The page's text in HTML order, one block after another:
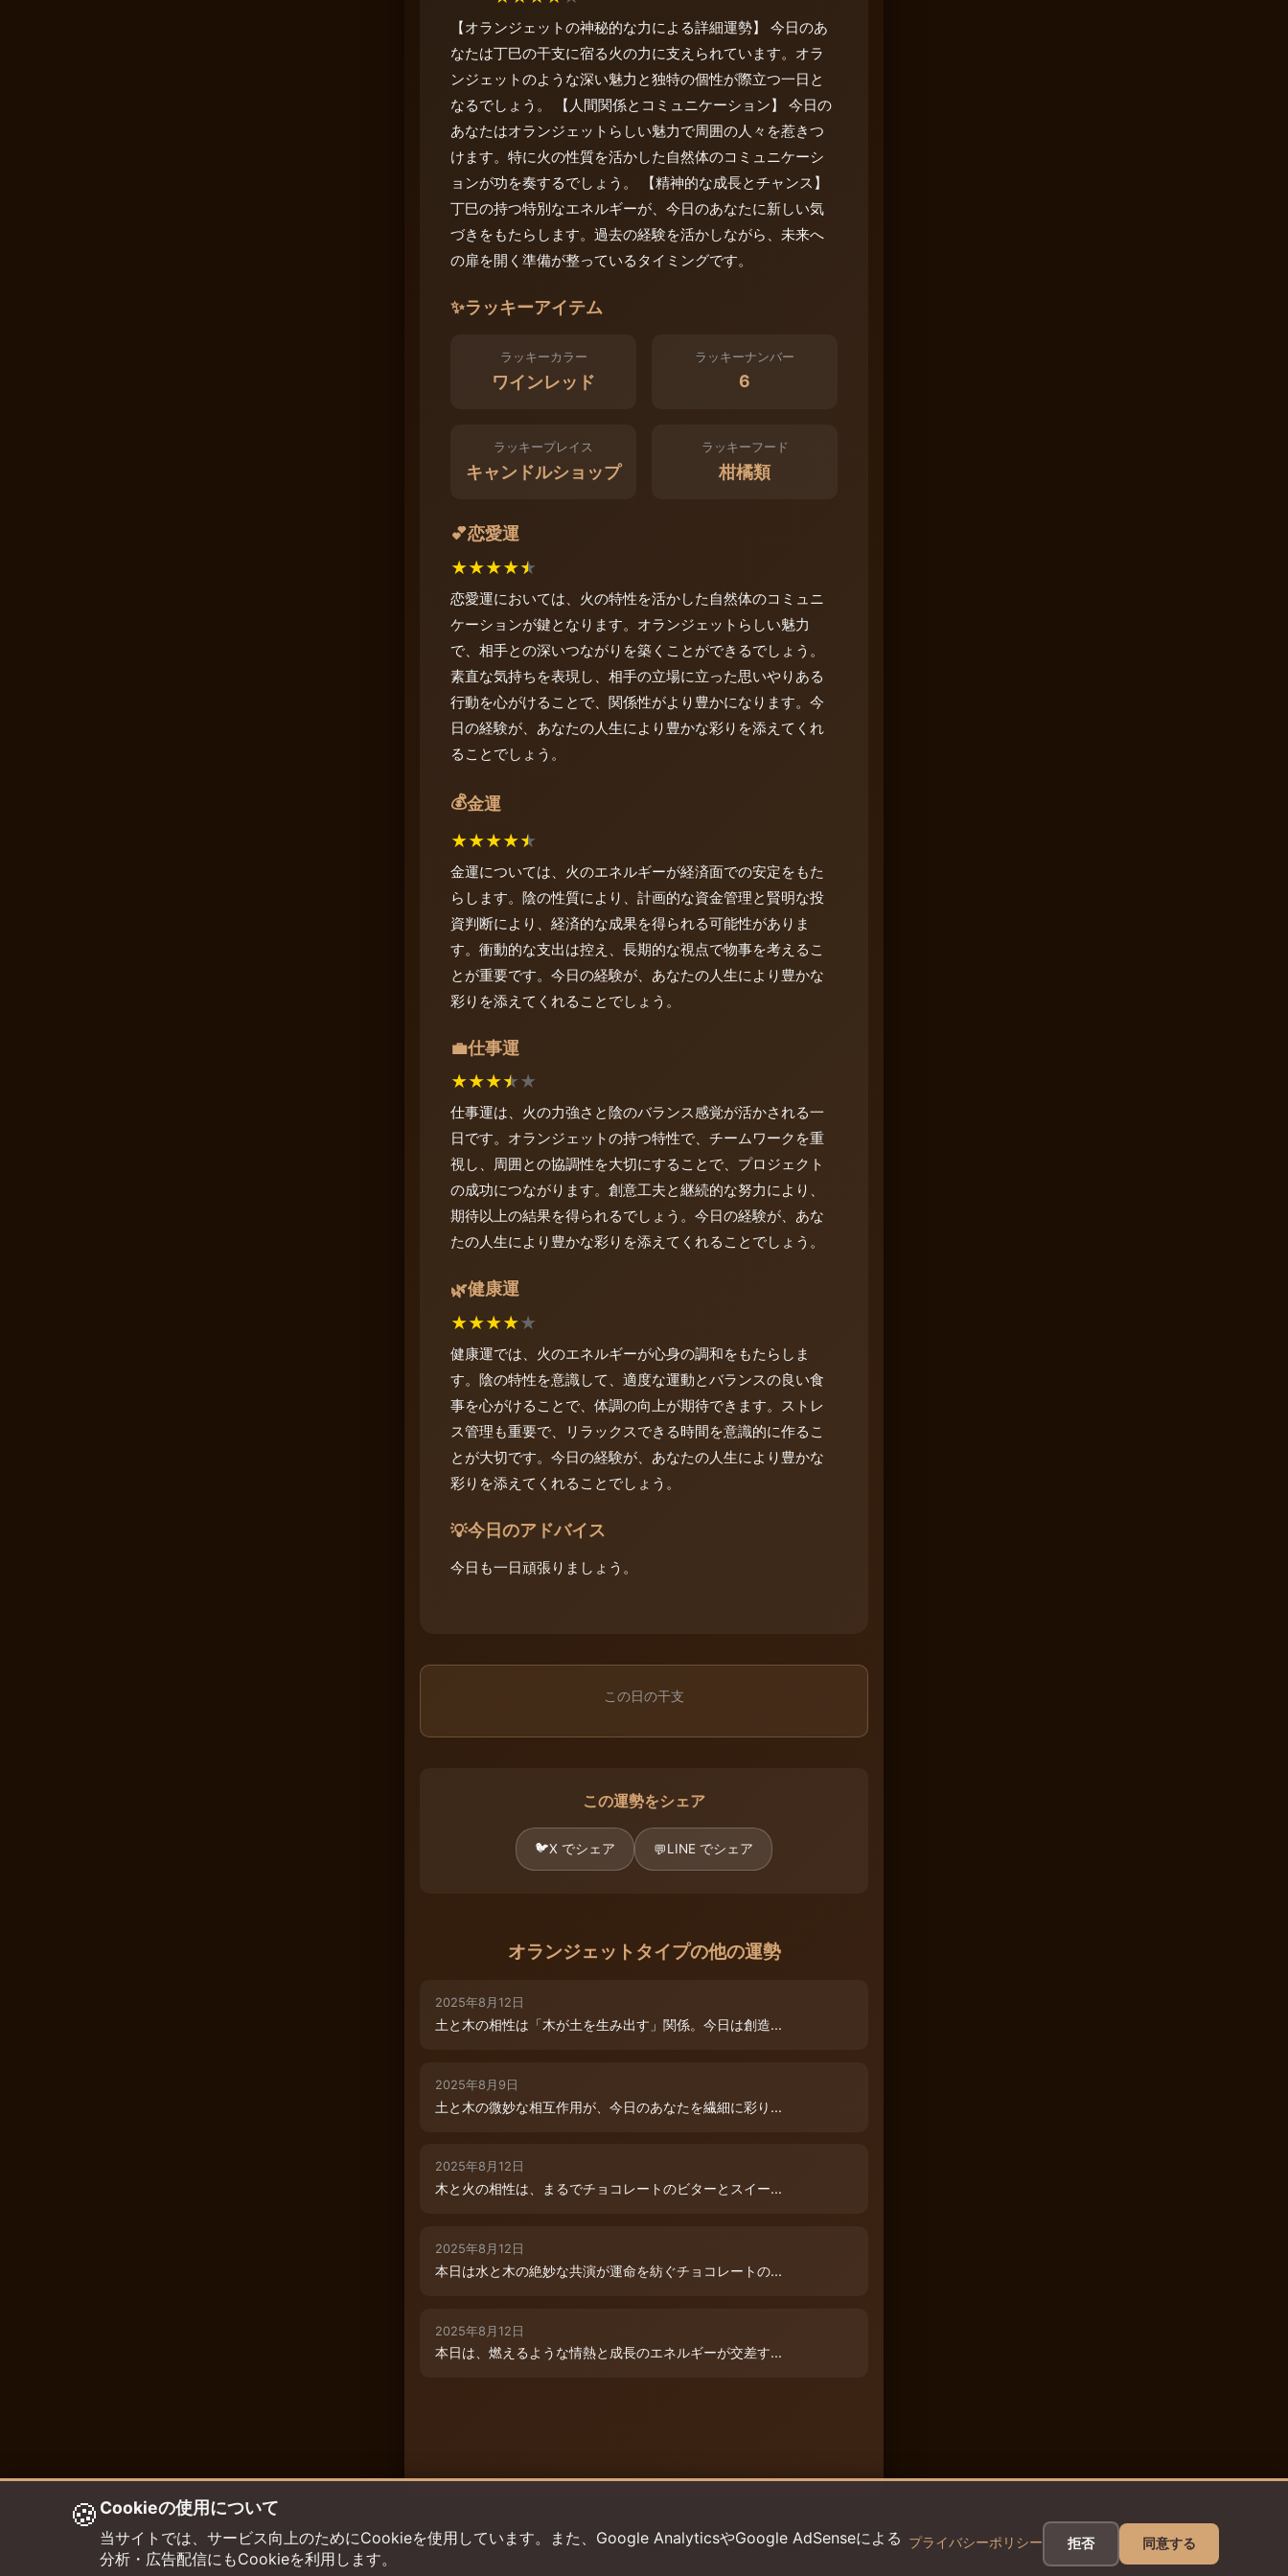
【オランジェットの神秘的な力による詳細運勢】 今日のあ
なたは丁巳の干支に宿る火の力に支えられています。オラ
ンジェットのような深い魅力と独特の個性が際立つ一日と
なるでしょう。 【人間関係とコミュニケーション】 今日の
あなたはオランジェットらしい魅力で周囲の人々を惹きつ
けます。特に火の性質を活かした自然体のコミュニケーシ
ョンが功を奏するでしょう。 【精神的な成長とチャンス】
丁巳の持つ特別なエネルギーが、今日のあなたに新しい気
づきをもたらします。過去の経験を活かしながら、未来へ
の扉を開く準備が整っているタイミングです。
✨ラッキーアイテム
ラッキーカラー
ワインレッド
ラッキーナンバー
6
ラッキープレイス
キャンドルショップ
ラッキーフード
柑橘類
💕恋愛運
★★★★★
恋愛運においては、火の特性を活かした自然体のコミュニ
ケーションが鍵となります。オランジェットらしい魅力
で、相手との深いつながりを築くことができるでしょう。
素直な気持ちを表現し、相手の立場に立った思いやりある
行動を心がけることで、関係性がより豊かになります。今
日の経験が、あなたの人生により豊かな彩りを添えてくれ
ることでしょう。
💰金運
★★★★★
金運については、火のエネルギーが経済面での安定をもた
らします。陰の性質により、計画的な資金管理と賢明な投
資判断により、経済的な成果を得られる可能性がありま
す。衝動的な支出は控え、長期的な視点で物事を考えるこ
とが重要です。今日の経験が、あなたの人生により豊かな
彩りを添えてくれることでしょう。
💼仕事運
★★★★★
仕事運は、火の力強さと陰のバランス感覚が活かされる一
日です。オランジェットの持つ特性で、チームワークを重
視し、周囲との協調性を大切にすることで、プロジェクト
の成功につながります。創意工夫と継続的な努力により、
期待以上の結果を得られるでしょう。今日の経験が、あな
たの人生により豊かな彩りを添えてくれることでしょう。
🌿健康運
★★★★★
健康運では、火のエネルギーが心身の調和をもたらしま
す。陰の特性を意識して、適度な運動とバランスの良い食
事を心がけることで、体調の向上が期待できます。ストレ
ス管理も重要で、リラックスできる時間を意識的に作るこ
とが大切です。今日の経験が、あなたの人生により豊かな
彩りを添えてくれることでしょう。
💡今日のアドバイス
今日も一日頑張りましょう。
この日の干支
この運勢をシェア
🐦X でシェア 💬LINE でシェア
オランジェットタイプの他の運勢
2025年8月12日
土と木の相性は「木が土を生み出す」関係。今日は創造...
2025年8月9日
土と木の微妙な相互作用が、今日のあなたを繊細に彩り...
2025年8月12日
木と火の相性は、まるでチョコレートのビターとスイー...
2025年8月12日
本日は水と木の絶妙な共演が運命を紡ぐチョコレートの...
2025年8月12日
本日は、燃えるような情熱と成長のエネルギーが交差す...
🍪 Cookieの使用について
当サイトでは、サービス向上のためにCookieを使用しています。また、Google AnalyticsやGoogle AdSenseによる
分析・広告配信にもCookieを利用します。
プライバシーポリシー 拒否 同意する